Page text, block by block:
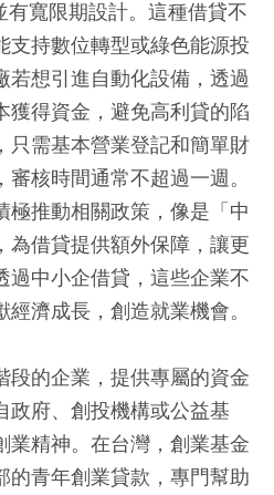
有寬限期設計。這種借貸不
支持數位轉型或綠色能源投
若想引進自動化設備，透過
獲得資金，避免高利貸的陷
只需基本營業登記和簡單財
核時間通常不超過一週。
極推動相關政策，像是「中
為借貸提供額外保障，讓更
過中小企借貸，這些企業不
濟成長，創造就業機會。
段的企業，提供專屬的資金
政府、創投機構或公益基
業精神。在台灣，創業基金
的青年創業貸款，專門幫助